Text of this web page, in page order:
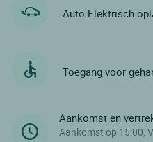
Auto Elektrisch
Toegang voor
Aankomst en
Aankomst op 15:00,